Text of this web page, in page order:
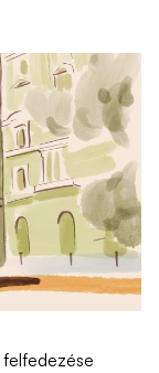
felfedezése